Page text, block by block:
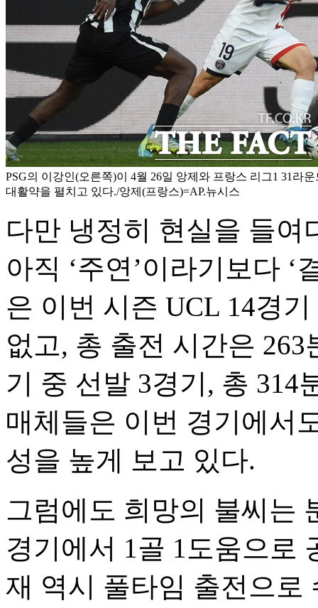
PSG의 이강인(오른쪽)이 4월 26일 앙제와 프랑스 리그1 31라
대활약을 펼치고 있다./앙제(프랑스)=AP.뉴시스
다만 냉정히 현실을 들여
아직 ‘주연’이라기보다 ‘
은 이번 시즌 UCL 14경
없고, 총 출전 시간은
기 중 선발 3경기, 총 314
매체들은 이번 경기에서
성을 높게 보고 있다.
그럼에도 희망의 불씨는
경기에서 1골 1도움으로
재 역시 풀타임 출전으로